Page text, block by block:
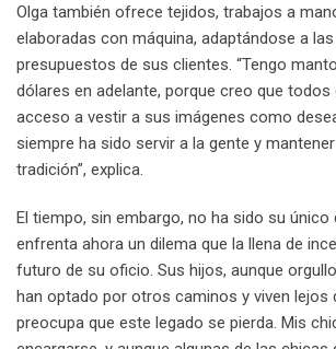
Olga también ofrece tejidos, trabajos a
elaboradas con máquina, adaptándose a
presupuestos de sus clientes. “Tengo
dólares en adelante, porque creo que todos
acceso a vestir a sus imágenes como
siempre ha sido servir a la gente y
tradición”, explica.
El tiempo, sin embargo, no ha sido su único
enfrenta ahora un dilema que la llena de
futuro de su oficio. Sus hijos, aunque
han optado por otros caminos y viven lejos
preocupa que este legado se pierda. Mis